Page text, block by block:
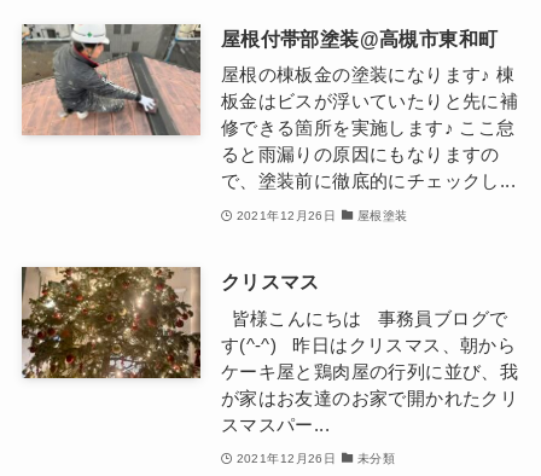
屋根付帯部塗装@高槻市東和町
屋根の棟板金の塗装になります♪ 棟
板金はビスが浮いていたりと先に補
修できる箇所を実施します♪ ここ怠
ると雨漏りの原因にもなりますの
で、塗装前に徹底的にチェックし...
2021年12月26日 屋根塗装
クリスマス
皆様こんにちは 事務員ブログで
す(^-^) 昨日はクリスマス、朝から
ケーキ屋と鶏肉屋の行列に並び、我
が家はお友達のお家で開かれたクリ
スマスパー...
2021年12月26日 未分類